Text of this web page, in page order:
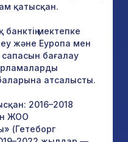
қатысқан.
мектепке
және Еуропа мен
бағалау
атсалысты.
2016–2018
ЖОО
(Гетеборг